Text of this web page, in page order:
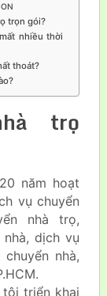
trọn gói?
nhiều thời
thoát?
trọ
năm hoạt
vụ chuyển
nhà trọ,
dịch vụ
nhà,
triển khai